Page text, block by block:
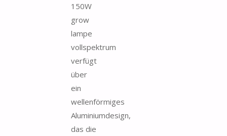
150W
grow
lampe
vollspektrum
verfügt
über
ein
wellenförmiges
Aluminiumdesign,
das die